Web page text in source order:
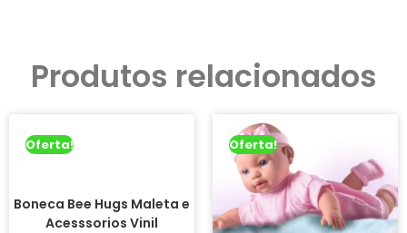
Produtos relacionados
Oferta!
Boneca Bee Hugs Maleta e
Acesssorios Vinil
Oferta!